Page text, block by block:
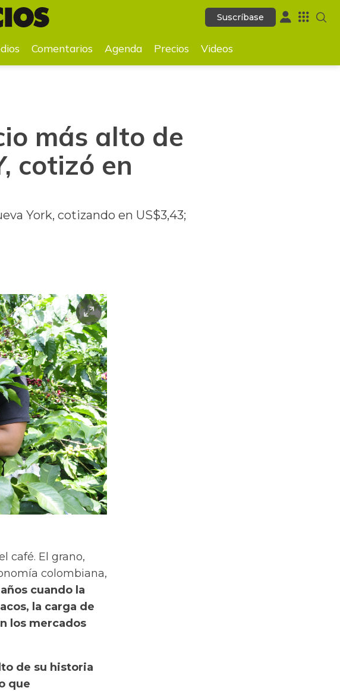
Suscríbase
Suscríbase
Comentarios Agenda Precios Videos
más alto de
cotizó en
York, cotizando en US$3,43;
café. El grano,
colombiana,
cuando la
la carga de
los mercados
de su historia
que